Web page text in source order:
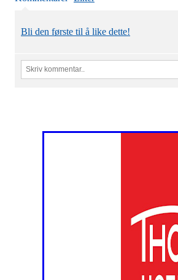
Bli den første til å like dette!